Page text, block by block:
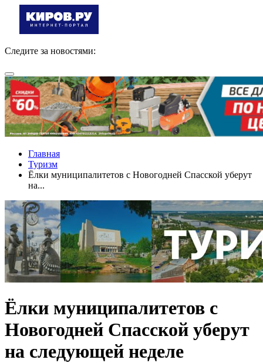
Следите за новостями:
Главная
Туризм
Ёлки муниципалитетов с Новогодней Спасской уберут
на...
Ёлки муниципалитетов с
Новогодней Спасской уберут
на следующей неделе